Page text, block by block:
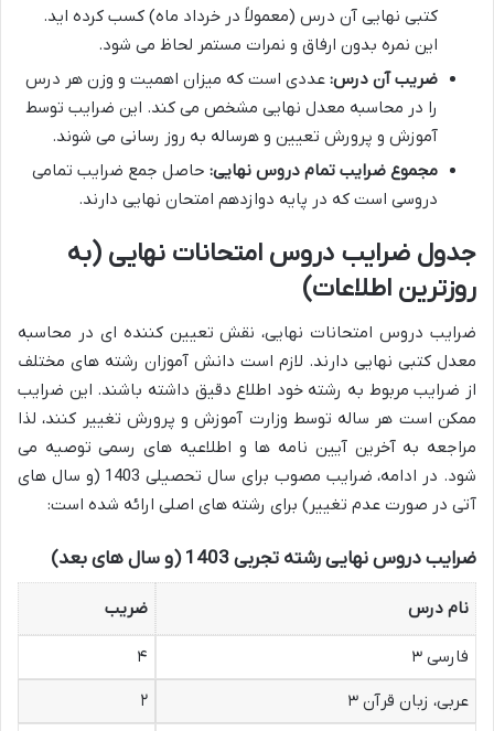
کتبی نهایی آن درس (معمولاً در خرداد ماه) کسب کرده اید.
این نمره بدون ارفاق و نمرات مستمر لحاظ می شود.
ضریب آن درس: عددی است که میزان اهمیت و وزن هر درس
را در محاسبه معدل نهایی مشخص می کند. این ضرایب توسط
آموزش و پرورش تعیین و هرساله به روز رسانی می شوند.
مجموع ضرایب تمام دروس نهایی: حاصل جمع ضرایب تمامی
دروسی است که در پایه دوازدهم امتحان نهایی دارند.
جدول ضرایب دروس امتحانات نهایی (به
روزترین اطلاعات)
ضرایب دروس امتحانات نهایی، نقش تعیین کننده ای در محاسبه
معدل کتبی نهایی دارند. لازم است دانش آموزان رشته های مختلف
از ضرایب مربوط به رشته خود اطلاع دقیق داشته باشند. این ضرایب
ممکن است هر ساله توسط وزارت آموزش و پرورش تغییر کنند، لذا
مراجعه به آخرین آیین نامه ها و اطلاعیه های رسمی توصیه می
شود. در ادامه، ضرایب مصوب برای سال تحصیلی 1403 (و سال های
آتی در صورت عدم تغییر) برای رشته های اصلی ارائه شده است:
ضرایب دروس نهایی رشته تجربی 1403 (و سال های بعد)
نام درس ضریب
فارسی ۳
۴
عربی، زبان قرآن ۳
۲